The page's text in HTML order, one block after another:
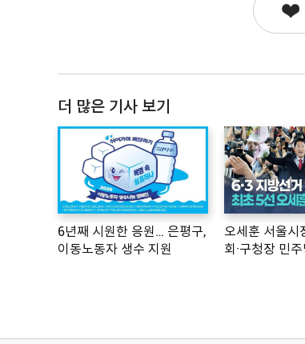
더 많은 기사 보기
6년째 시원한 응원… 은평구,
이동노동자 생수 지원
오세훈 서울시
회·구청장 민